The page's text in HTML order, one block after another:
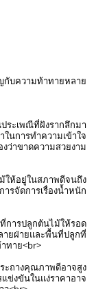
บความท้าทายหลาย
ระเพณีที่ฝังรากลึกมา
นการทำความเข้าใจ
ว่าขาดความสวยงาม
ให้อยู่ในสภาพดีจนถึง
รจัดการเรื่องน้ำหนัก
การปลูกต้นไม้ให้รอด
ยฝ่ายและพื้นที่ปลูกที่
ทาย<br>
ถางคุณภาพดีอาจสูง
ข่งขันในแง่ราคาอาจ